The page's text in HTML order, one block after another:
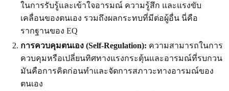
ในการรับรู้และเข้าใจอารมณ์ ความรู้สึก และแรงขับ
เคลื่อนของตนเอง รวมถึงผลกระทบที่มีต่อผู้อื่น นี่คือ
รากฐานของ EQ
การควบคุมตนเอง (Self-Regulation): ความสามารถในการ
ควบคุมหรือเปลี่ยนทิศทางแรงกระตุ้นและอารมณ์ที่รบกวน
มันคือการคิดก่อนทำและจัดการสภาวะทางอารมณ์ของ
ตนเอง